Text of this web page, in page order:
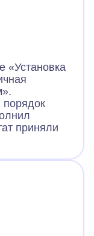
«Установка
порядок
приняли